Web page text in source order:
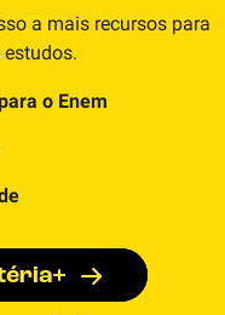
a mais recursos para
o Enem